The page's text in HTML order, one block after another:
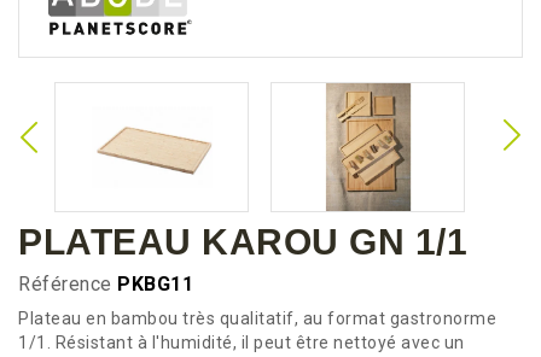
PLATEAU KAROU GN 1/1
Référence PKBG11
Plateau en bambou très qualitatif, au format gastronorme
1/1. Résistant à l'humidité, il peut être nettoyé avec un